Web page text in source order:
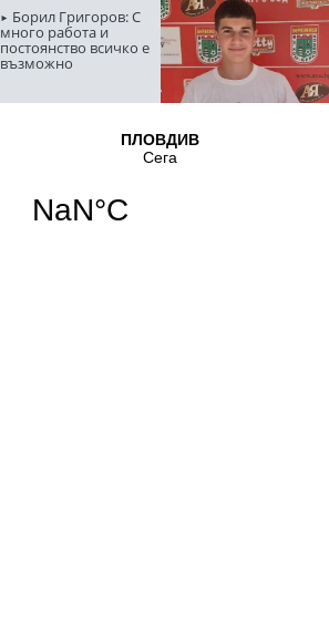
Борил Григоров: С
много работа и
постоянство всичко е
възможно